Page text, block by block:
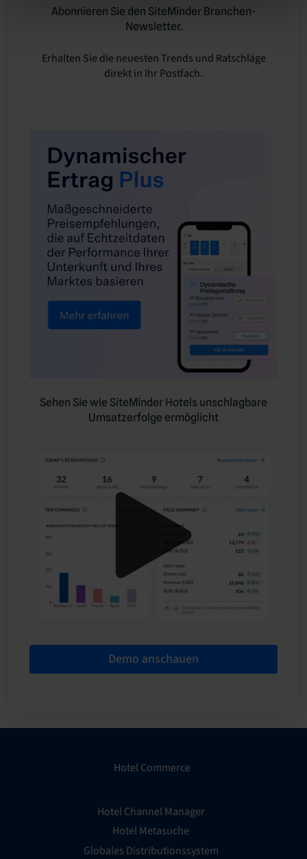
Abonnieren Sie den SiteMinder Branchen-
Newsletter.
Erhalten Sie die neuesten Trends und Ratschläge
direkt in Ihr Postfach.
Sehen Sie wie SiteMinder Hotels unschlagbare
Umsatzerfolge ermöglicht
Demo anschauen
Hotel Commerce
Hotel Channel Manager
Hotel Metasuche
Globales Distributionssystem